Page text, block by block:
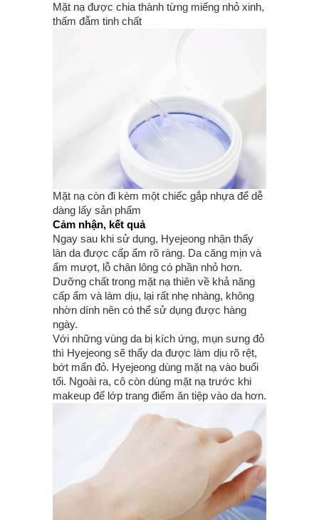
Mặt nạ được chia thành từng miếng nhỏ xinh,
thấm đẫm tinh chất
Mặt nạ còn đi kèm một chiếc gắp nhựa để dễ
dàng lấy sản phẩm
Cảm nhận, kết quả
Ngay sau khi sử dụng, Hyejeong nhận thấy
làn da được cấp ẩm rõ ràng. Da căng mịn và
ẩm mượt, lỗ chân lông có phần nhỏ hơn.
Dưỡng chất trong mặt nạ thiên về khả năng
cấp ẩm và làm dịu, lại rất nhẹ nhàng, không
nhờn dính nên có thể sử dụng được hàng
ngày.
Với những vùng da bị kích ứng, mụn sưng đỏ
thì Hyejeong sẽ thấy da được làm dịu rõ rệt,
bớt mẩn đỏ. Hyejeong dùng mặt nạ vào buổi
tối. Ngoài ra, cô còn dùng mặt nạ trước khi
makeup để lớp trang điểm ăn tiệp vào da hơn.